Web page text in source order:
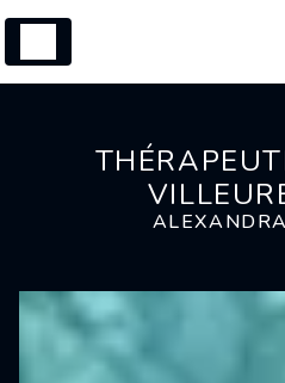
Panneau de gestion des cookies